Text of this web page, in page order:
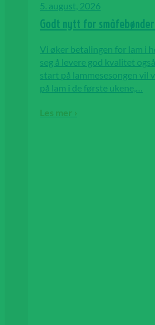
5. august, 2026
Godt nytt for
Vi øker betalingen for lam i
seg å levere god kvalitet
start på lammesesongen vil
på lam i de første ukene,…
Les mer ›